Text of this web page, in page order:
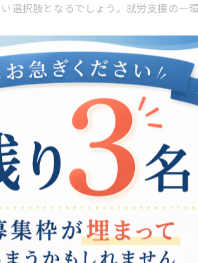
選択肢となるでしょう。就労支援の一
。しかし、eスポーツはうつ病患者を
ス解消、そして自尊心を向上させる
病患者は、社会的接触を回復し、自己
、仕事に復帰するのに役立ちます。
メリット